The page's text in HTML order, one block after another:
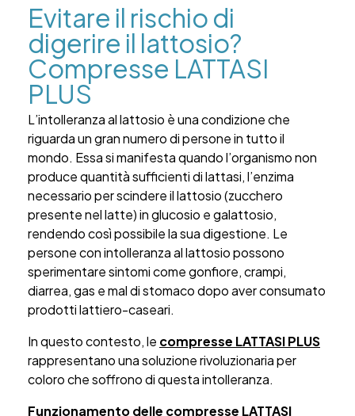
Evitare il rischio di
digerire il lattosio?
Compresse LATTASI
PLUS
L’intolleranza al lattosio è una condizione che
riguarda un gran numero di persone in tutto il
mondo. Essa si manifesta quando l’organismo non
produce quantità sufficienti di lattasi, l’enzima
necessario per scindere il lattosio (zucchero
presente nel latte) in glucosio e galattosio,
rendendo così possibile la sua digestione. Le
persone con intolleranza al lattosio possono
sperimentare sintomi come gonfiore, crampi,
diarrea, gas e mal di stomaco dopo aver consumato
prodotti lattiero-caseari.
In questo contesto, le compresse LATTASI PLUS
rappresentano una soluzione rivoluzionaria per
coloro che soffrono di questa intolleranza.
Funzionamento delle compresse LATTASI